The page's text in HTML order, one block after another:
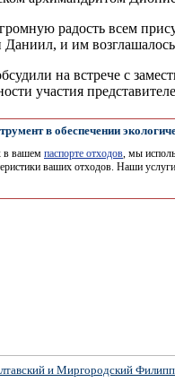
радость всем
и им
на встрече с
участия
в обеспечении
в вашем паспорте отходов , мы
ваших отходов. Наши
и Миргородский Филипп